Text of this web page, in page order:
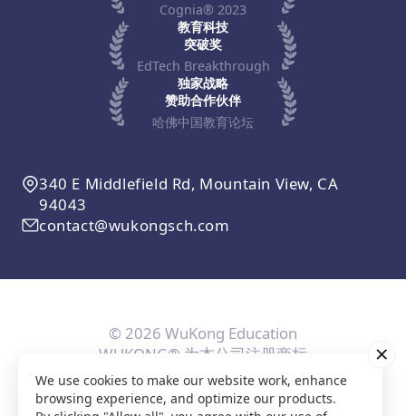
Cognia® 2023
教育科技
突破奖
EdTech Breakthrough
独家战略
赞助合作伙伴
哈佛中国教育论坛
340 E Middlefield Rd, Mountain View, CA
94043
contact@wukongsch.com
© 2026 WuKong Education
WUKONG® 为本公司注册商标
用户协议隐私条款Cookie政策隐私设置
We use cookies to make our website work, enhance
browsing experience, and optimize our products.